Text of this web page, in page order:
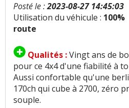
Posté le :2023-08-27 14:45:03
Utilisation du véhicule : 100%
route
Qualités :Vingt ans de
pour ce 4x4 d'une fiabilité à
Aussi confortable qu'une
170ch qui cube à 2700, zéro
souple.